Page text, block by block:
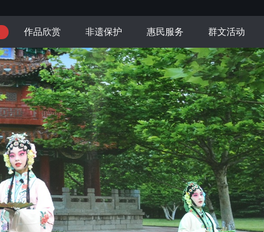
作品欣赏 非遗保护 惠民服务 群文活动